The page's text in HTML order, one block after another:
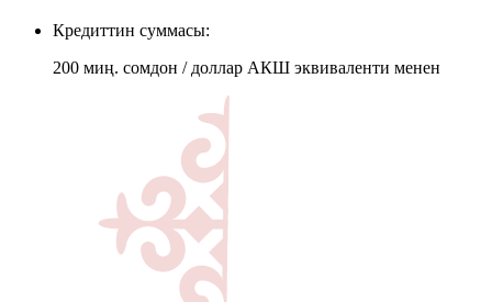
Кредиттин суммасы:
200 миң. сомдон / доллар АКШ эквиваленти менен